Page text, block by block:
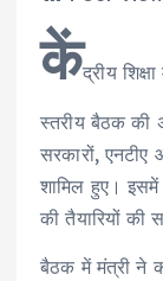
केंद्रीय
स्तरीय बैठक की
सरकारों, एनटीए
शामिल हुए। इसमें
की तैयारियों की
बैठक में मंत्री ने